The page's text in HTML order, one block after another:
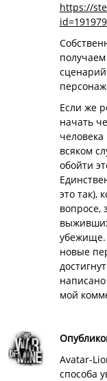
https://
Если же
начать
всяком
обойти
это так),
вопросе,
убежище.
новые
написано
мой
Avatar-
способа